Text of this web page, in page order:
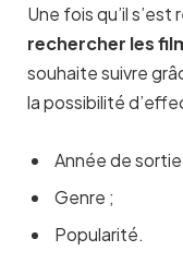
Une fois qu’il
rechercher les
souhaite suivre
la possibilité
Année de sortie
Genre ;
Popularité.